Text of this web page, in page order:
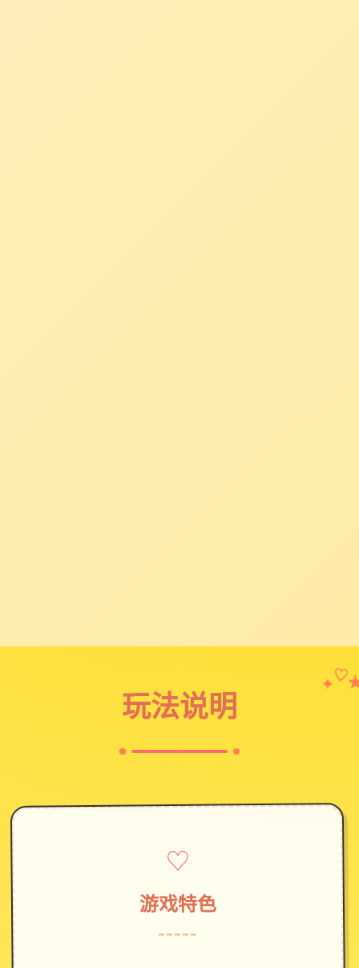
玩法说明
✦ ♡
♡
游戏特色
~~~~~